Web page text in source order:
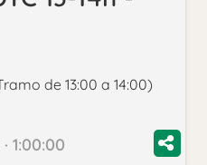
de 13:00 a 14:00)
1:00:00